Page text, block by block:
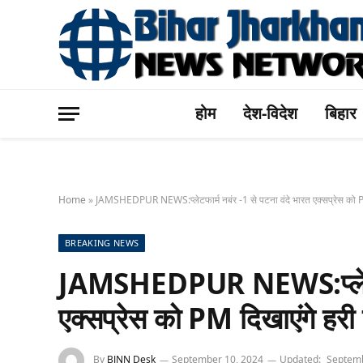
होम देश-विदेश बिहार
Home » JAMSHEDPUR NEWS:प्लेटफार्म नबंर -1 से पटना वंदे भारत एक्सप्रेस को
BREAKING NEWS
JAMSHEDPUR
एक्सप्रेस को PM दिखाएंगे
By BJNN Desk September 10, 2024 Updated: